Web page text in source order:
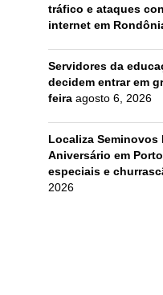
tráfico e ataques
internet em
Servidores da
decidem entrar em
feira agosto 6, 2026
Localiza Seminovos
Aniversário em
especiais e
2026